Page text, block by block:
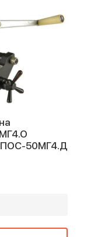
50МГ4.Д